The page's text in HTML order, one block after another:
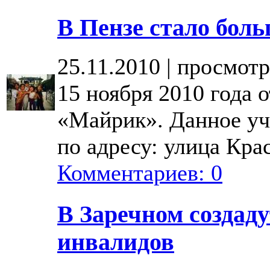
В Пензе стало
25.11.2010 |
15 ноября 2010 года
«Майрик». Данное
по адресу: улица
Комментариев: 0
В Заречном
инвалидов